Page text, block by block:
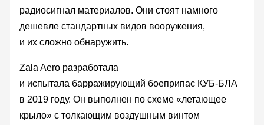
радиосигнал материалов. Они стоят намного
дешевле стандартных видов вооружения,
и их сложно обнаружить.
Zala Aero разработала
и испытала барражирующий боеприпас КУБ-БЛА
в 2019 году. Он выполнен по схеме «летающее
крыло» с толкающим воздушным винтом